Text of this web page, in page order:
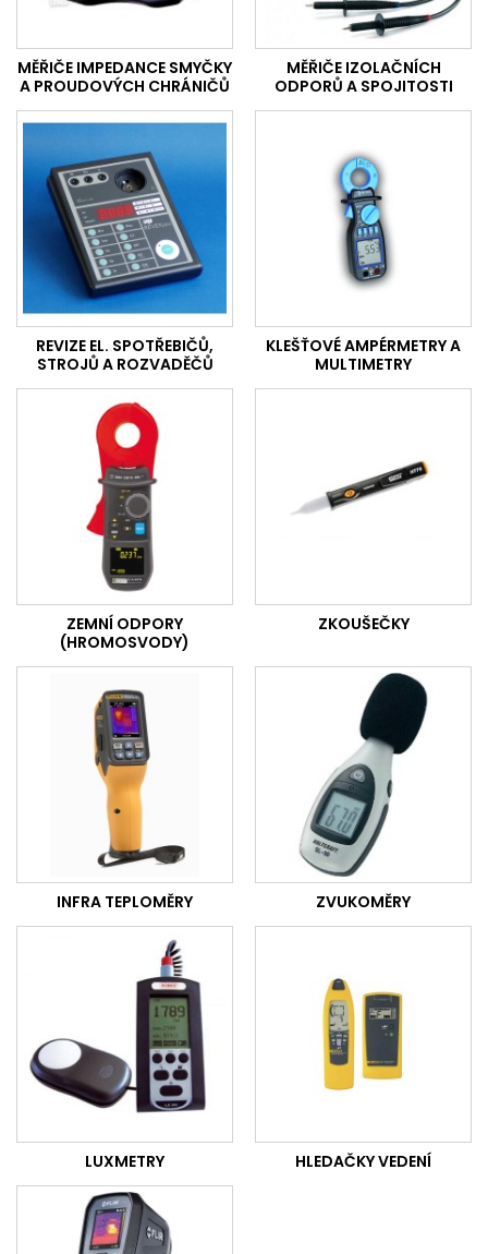
MĚŘIČE IMPEDANCE SMYČKY
A PROUDOVÝCH CHRÁNIČŮ
MĚŘIČE IZOLAČNÍCH
ODPORŮ A SPOJITOSTI
REVIZE EL. SPOTŘEBIČŮ,
STROJŮ A ROZVADĚČŮ
KLEŠŤOVÉ AMPÉRMETRY A
MULTIMETRY
ZEMNÍ ODPORY
(HROMOSVODY)
ZKOUŠEČKY
INFRA TEPLOMĚRY ZVUKOMĚRY
LUXMETRY HLEDAČKY VEDENÍ